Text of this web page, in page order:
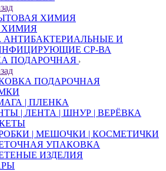
ХИМИЯ
ХИМИЯ
АНТИБАКТЕРИАЛЬНЫЕ И
СР-ВА
ПОДАРОЧНАЯ
ПОДАРОЧНАЯ
| ПЛЕНКА
| ЛЕНТА | ШНУР | ВЕРЁВКА
| МЕШОЧКИ | КОСМЕТИЧКИ
УПАКОВКА
ИЗДЕЛИЯ